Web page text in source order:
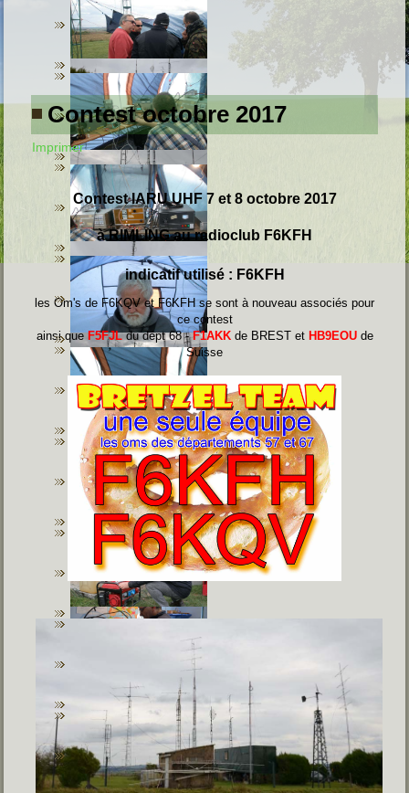
Contest octobre 2017
Imprimer
ContestIARU UHF 7 et 8 octobre 2017
à RIMLING au radioclub F6KFH
indicatif utilisé : F6KFH
les Om's de F6KQV et F6KFH se sont à nouveau associés pour
ce contest
ainsi queF5FJLdu dépt 68 -F1AKKde BREST et HB9EOUde
Suisse